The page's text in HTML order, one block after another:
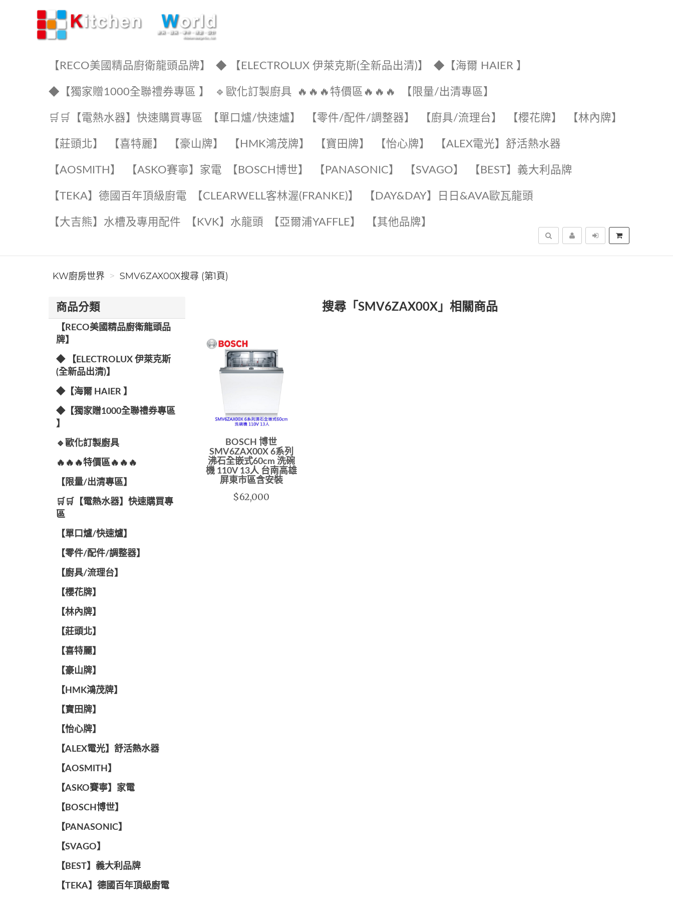
【RECO美國精品廚衛龍頭品牌】 ◆ 【ELECTROLUX 伊萊克斯(全新品出清)】 ◆【海爾 HAIER 】
◆【獨家贈1000全聯禮券專區 】 🔹歐化訂製廚具 🔥🔥🔥特價區🔥🔥🔥 【限量/出清專區】
🛒🛒【電熱水器】快速購買專區 【單口爐/快速爐】 【零件/配件/調整器】 【廚具/流理台】 【櫻花牌】 【林內牌】
【莊頭北】 【喜特麗】 【豪山牌】 【HMK鴻茂牌】 【寶田牌】 ️【怡心牌】️ ️️【ALEX電光】舒活熱水器️️
【AOSMITH】 【ASKO賽寧】家電 【BOSCH博世】 ️【PANASONIC】️ ️【SVAGO】️ ️【BEST】️義大利品牌
️【TEKA】️德國百年頂級廚電 ️【CLEARWELL客林渥(FRANKE)】️ ️【DAY&DAY】️日日&AVA歐瓦龍頭
【大吉熊】水槽及專用配件 ️【KVK】水龍頭️ 【亞爾浦YAFFLE】 ️【其他品牌】️
搜尋
KW廚房世界 SMV6ZAX00X搜尋 (第1頁)
商品分類
【RECO美國精品廚衛龍頭品
牌】
◆ 【ELECTROLUX 伊萊克斯
(全新品出清)】
◆【海爾 HAIER 】
◆【獨家贈1000全聯禮券專區
】
🔹歐化訂製廚具
🔥🔥🔥特價區🔥🔥🔥
【限量/出清專區】
🛒🛒【電熱水器】快速購買專
區
【單口爐/快速爐】
【零件/配件/調整器】
【廚具/流理台】
【櫻花牌】
【林內牌】
【莊頭北】
【喜特麗】
【豪山牌】
【HMK鴻茂牌】
【寶田牌】
️【怡心牌】️
️️【ALEX電光】舒活熱水器️️
【AOSMITH】
【ASKO賽寧】家電
【BOSCH博世】
️【PANASONIC】️
️【SVAGO】️
️【BEST】️義大利品牌
️【TEKA】️德國百年頂級廚電
搜尋「SMV6ZAX00X」相關商品
BOSCH 博世
SMV6ZAX00X 6系列
沸石全嵌式60cm 洗碗
機 110V 13人 台南高雄
屏東市區含安裝
$62,000